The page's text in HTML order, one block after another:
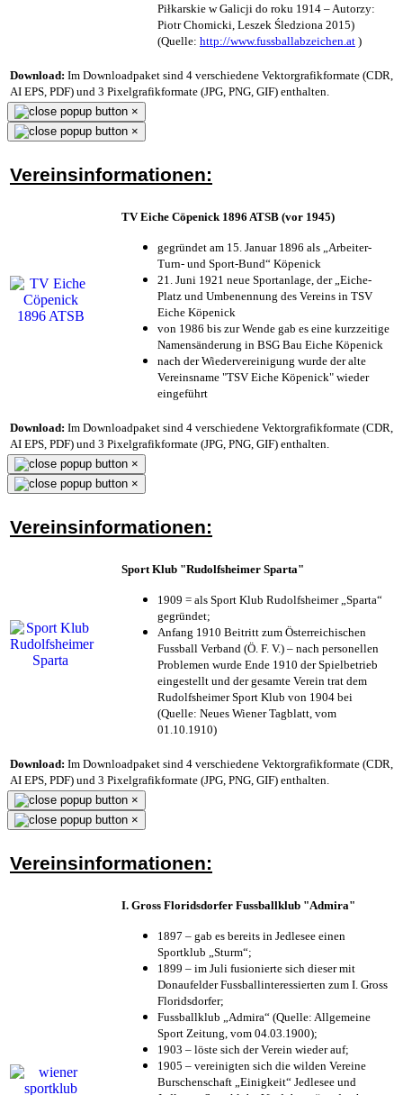
Piłkarskie w Galicji do roku 1914 – Autorzy:
Piotr Chomicki, Leszek Śledziona 2015)
(Quelle: http://www.fussballabzeichen.at )
Download: Im Downloadpaket sind 4 verschiedene Vektorgrafikformate (CDR,
AI EPS, PDF) und 3 Pixelgrafikformate (JPG, PNG, GIF) enthalten.
×
×
Vereinsinformationen:
TV Eiche Cöpenick 1896 ATSB (vor 1945)
gegründet am 15. Januar 1896 als „Arbeiter-
Turn- und Sport-Bund“ Köpenick
21. Juni 1921 neue Sportanlage, der „Eiche-
Platz und Umbenennung des Vereins in TSV
Eiche Köpenick
von 1986 bis zur Wende gab es eine kurzzeitige
Namensänderung in BSG Bau Eiche Köpenick
nach der Wiedervereinigung wurde der alte
Vereinsname "TSV Eiche Köpenick" wieder
eingeführt
Download: Im Downloadpaket sind 4 verschiedene Vektorgrafikformate (CDR,
AI EPS, PDF) und 3 Pixelgrafikformate (JPG, PNG, GIF) enthalten.
×
×
Vereinsinformationen:
Sport Klub "Rudolfsheimer Sparta"
1909 = als Sport Klub Rudolfsheimer „Sparta“
gegründet;
Anfang 1910 Beitritt zum Österreichischen
Fussball Verband (Ö. F. V.) – nach personellen
Problemen wurde Ende 1910 der Spielbetrieb
eingestellt und der gesamte Verein trat dem
Rudolfsheimer Sport Klub von 1904 bei
(Quelle: Neues Wiener Tagblatt, vom
01.10.1910)
Download: Im Downloadpaket sind 4 verschiedene Vektorgrafikformate (CDR,
AI EPS, PDF) und 3 Pixelgrafikformate (JPG, PNG, GIF) enthalten.
×
×
Vereinsinformationen:
I. Gross Floridsdorfer Fussballklub "Admira"
1897 – gab es bereits in Jedlesee einen
Sportklub „Sturm“;
1899 – im Juli fusionierte sich dieser mit
Donaufelder Fussballinteressierten zum I. Gross
Floridsdorfer;
Fussballklub „Admira“ (Quelle: Allgemeine
Sport Zeitung, vom 04.03.1900);
1903 – löste sich der Verein wieder auf;
1905 – vereinigten sich die wilden Vereine
Burschenschaft „Einigkeit“ Jedlesee und